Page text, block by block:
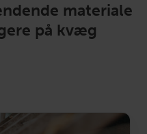
materiale
på kvæg